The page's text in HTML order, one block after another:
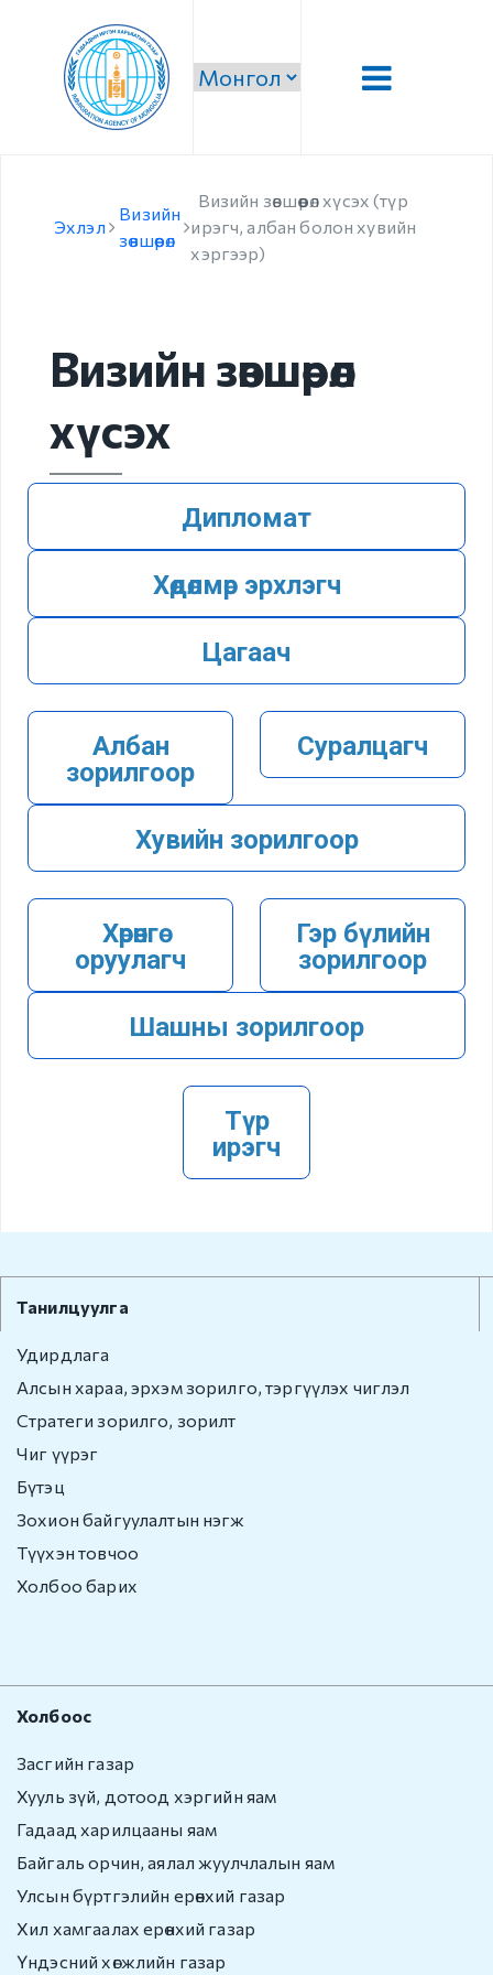
Удирдлага
Алсын хараа, эрхэм
Стратеги зорилго,
Чиг үүрэг
Бүтэц
Зохион
Түүхэн товчоо
Визийн зөвшөөрөл
Виз
Виз сунгалт
Оршин суух
зөвшөөрөл
Иргэд харилцан
визгүй зорчих орны
жагсаалт
Хилийн боомт,
орон нутаг
Иргэний
харьяалал
Хүүхэд үрчлэлт
байгууллаг
а
Зөрчил шийдвэрлэх
Монгол Улсаас
e-zasag.mn
Үйл ажиллагаа
Хүний нөөц
Төсөв санхүү,
худалдан авах
ажиллагаа
Эхлэл
Визийн
зөвшөөрөл
Визийн зөвшөөрөл хүсэх (түр
ирэгч, албан болон хувийн
хэргээр)
Визийн зөвшөөрөл
хүсэх
Дипломат
Хөдөлмөр эрхлэгч
Цагаач
Албан
зорилгоор
Суралцагч
Хувийн зорилгоор
Хөрөнгө
оруулагч
Гэр бүлийн
зорилгоор
Шашны зорилгоор
Түр
ирэгч
Танилцуулга
Удирдлага
Алсын хараа, эрхэм зорилго, тэргүүлэх чиглэл
Стратеги зорилго, зорилт
Чиг үүрэг
Бүтэц
Зохион байгуулалтын нэгж
Түүхэн товчоо
Холбоо барих
Холбоос
Засгийн газар
Хууль зүй, дотоод хэргийн яам
Гадаад харилцааны яам
Байгаль орчин, аялал жуулчлалын яам
Улсын бүртгэлийн ерөнхий газар
Хил хамгаалах ерөнхий газар
Үндэсний хөгжлийн газар